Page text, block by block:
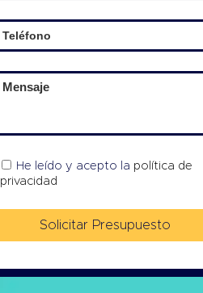
He leído y acepto la política de
privacidad